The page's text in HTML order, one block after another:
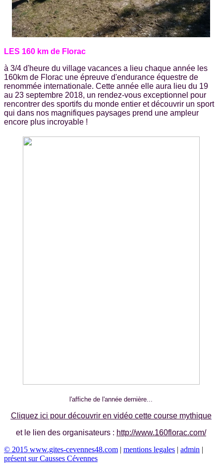
LES 160 km de Florac
à 3/4 d'heure du village vacances a lieu chaque année les
160km de Florac une épreuve d'endurance équestre de
renommée internationale. Cette année elle aura lieu du 19
au 23 septembre 2018, un rendez-vous exceptionnel pour
rencontrer des sportifs du monde entier et découvrir un sport
qui dans nos magnifiques paysages prend une ampleur
encore plus incroyable !
l'affiche de l'année dernière...
Cliquez ici pour découvrir en vidéo cette course mythique
et le lien des organisateurs : http://www.160florac.com/
© 2015 www.gites-cevennes48.com | mentions legales | admin |
présent sur Causses Cévennes